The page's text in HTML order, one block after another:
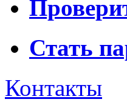
Стать
Контакты